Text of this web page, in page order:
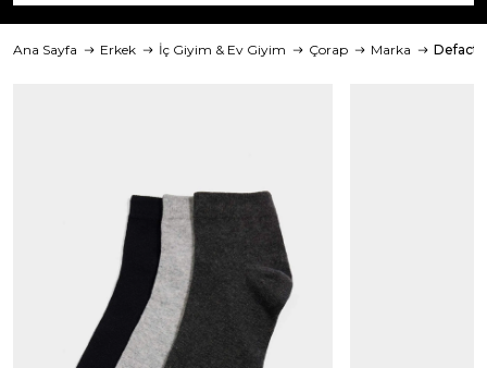
Ana Sayfa Erkek İç Giyim & Ev Giyim Çorap Marka Defacto